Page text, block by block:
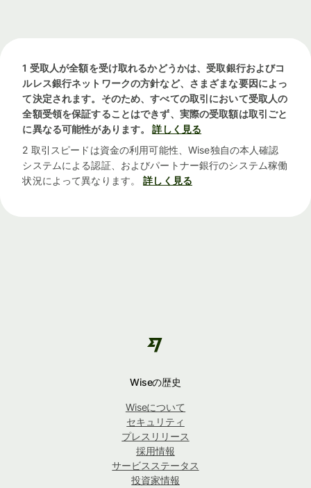
1 受取人が全額を受け取れるかどうかは、受取銀行およびコ
ルレス銀行ネットワークの方針など、さまざまな要因によっ
て決定されます。そのため、すべての取引において受取人の
全額受領を保証することはできず、実際の受取額は取引ごと
に異なる可能性があります。
詳しく見る
2 取引スピードは資金の利用可能性、Wise独自の本人確認
システムによる認証、およびパートナー銀行のシステム稼働
状況によって異なります。
詳しく見る
Wiseの歴史
Wiseについて
セキュリティ
プレスリリース
採用情報
サービスステータス
投資家情報